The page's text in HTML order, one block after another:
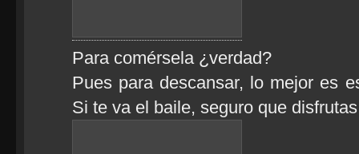
Para comérsela ¿verdad?
Pues para descansar, lo mejor es
Si te va el baile, seguro que